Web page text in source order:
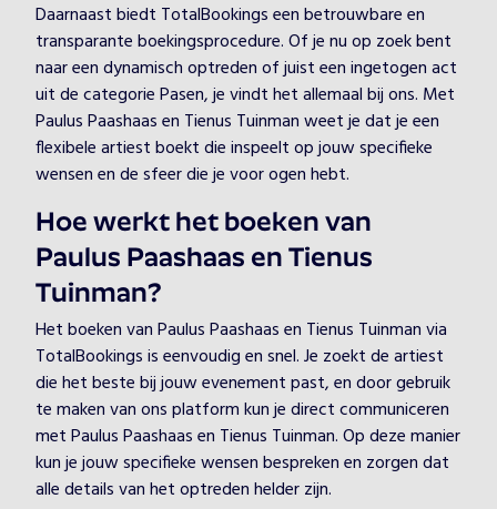
Daarnaast biedt TotalBookings een betrouwbare en
transparante boekingsprocedure. Of je nu op zoek bent
naar een dynamisch optreden of juist een ingetogen act
uit de categorie Pasen, je vindt het allemaal bij ons. Met
Paulus Paashaas en Tienus Tuinman weet je dat je een
flexibele artiest boekt die inspeelt op jouw specifieke
wensen en de sfeer die je voor ogen hebt.
Hoe werkt het boeken van
Paulus Paashaas en Tienus
Tuinman?
Het boeken van Paulus Paashaas en Tienus Tuinman via
TotalBookings is eenvoudig en snel. Je zoekt de artiest
die het beste bij jouw evenement past, en door gebruik
te maken van ons platform kun je direct communiceren
met Paulus Paashaas en Tienus Tuinman. Op deze manier
kun je jouw specifieke wensen bespreken en zorgen dat
alle details van het optreden helder zijn.